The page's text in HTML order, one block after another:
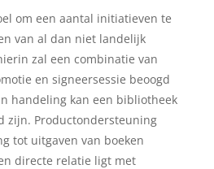
om een aantal initiatieven te
van al dan niet landelijk
zal een combinatie van
en signeersessie beoogd
handeling kan een bibliotheek
zijn. Productondersteuning
tot uitgaven van boeken
directe relatie ligt met